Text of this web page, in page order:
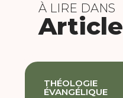
À LIRE DANS
Article
THÉOLOGIE
ÉVANGÉLIQUE